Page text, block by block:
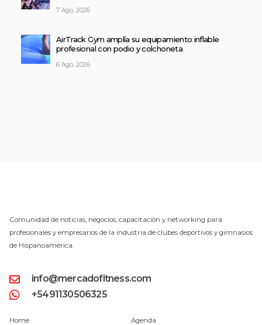
7 Ago, 2026
AirTrack Gym amplía su equipamiento inflable
profesional con podio y colchoneta
6 Ago, 2026
Comunidad de noticias, negocios, capacitación y networking para
profesionales y empresarios de la industria de clubes deportivos y gimnasios
de Hispanoamérica.
info@mercadofitness.com
+5491130506325
Home Agenda